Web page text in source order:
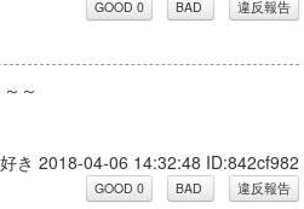
わいいわさ～～～
き 2018-04-06 14:32:48 ID:842cf982